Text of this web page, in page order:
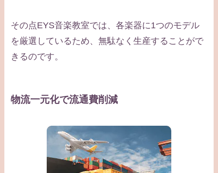
その点EYS音楽教室では、各楽器に1つのモデル
を厳選しているため、無駄なく生産することがで
きるのです。
物流一元化で流通費削減